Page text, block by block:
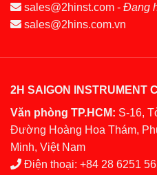
sales@2hinst.com - Đang
sales@2hins.com.vn
2H SAIGON INSTRUMENT
Văn phòng TP.HCM: S-16,
Đường Hoàng Hoa Thám,
Minh, Việt Nam
Điện thoại: +84 28 6251